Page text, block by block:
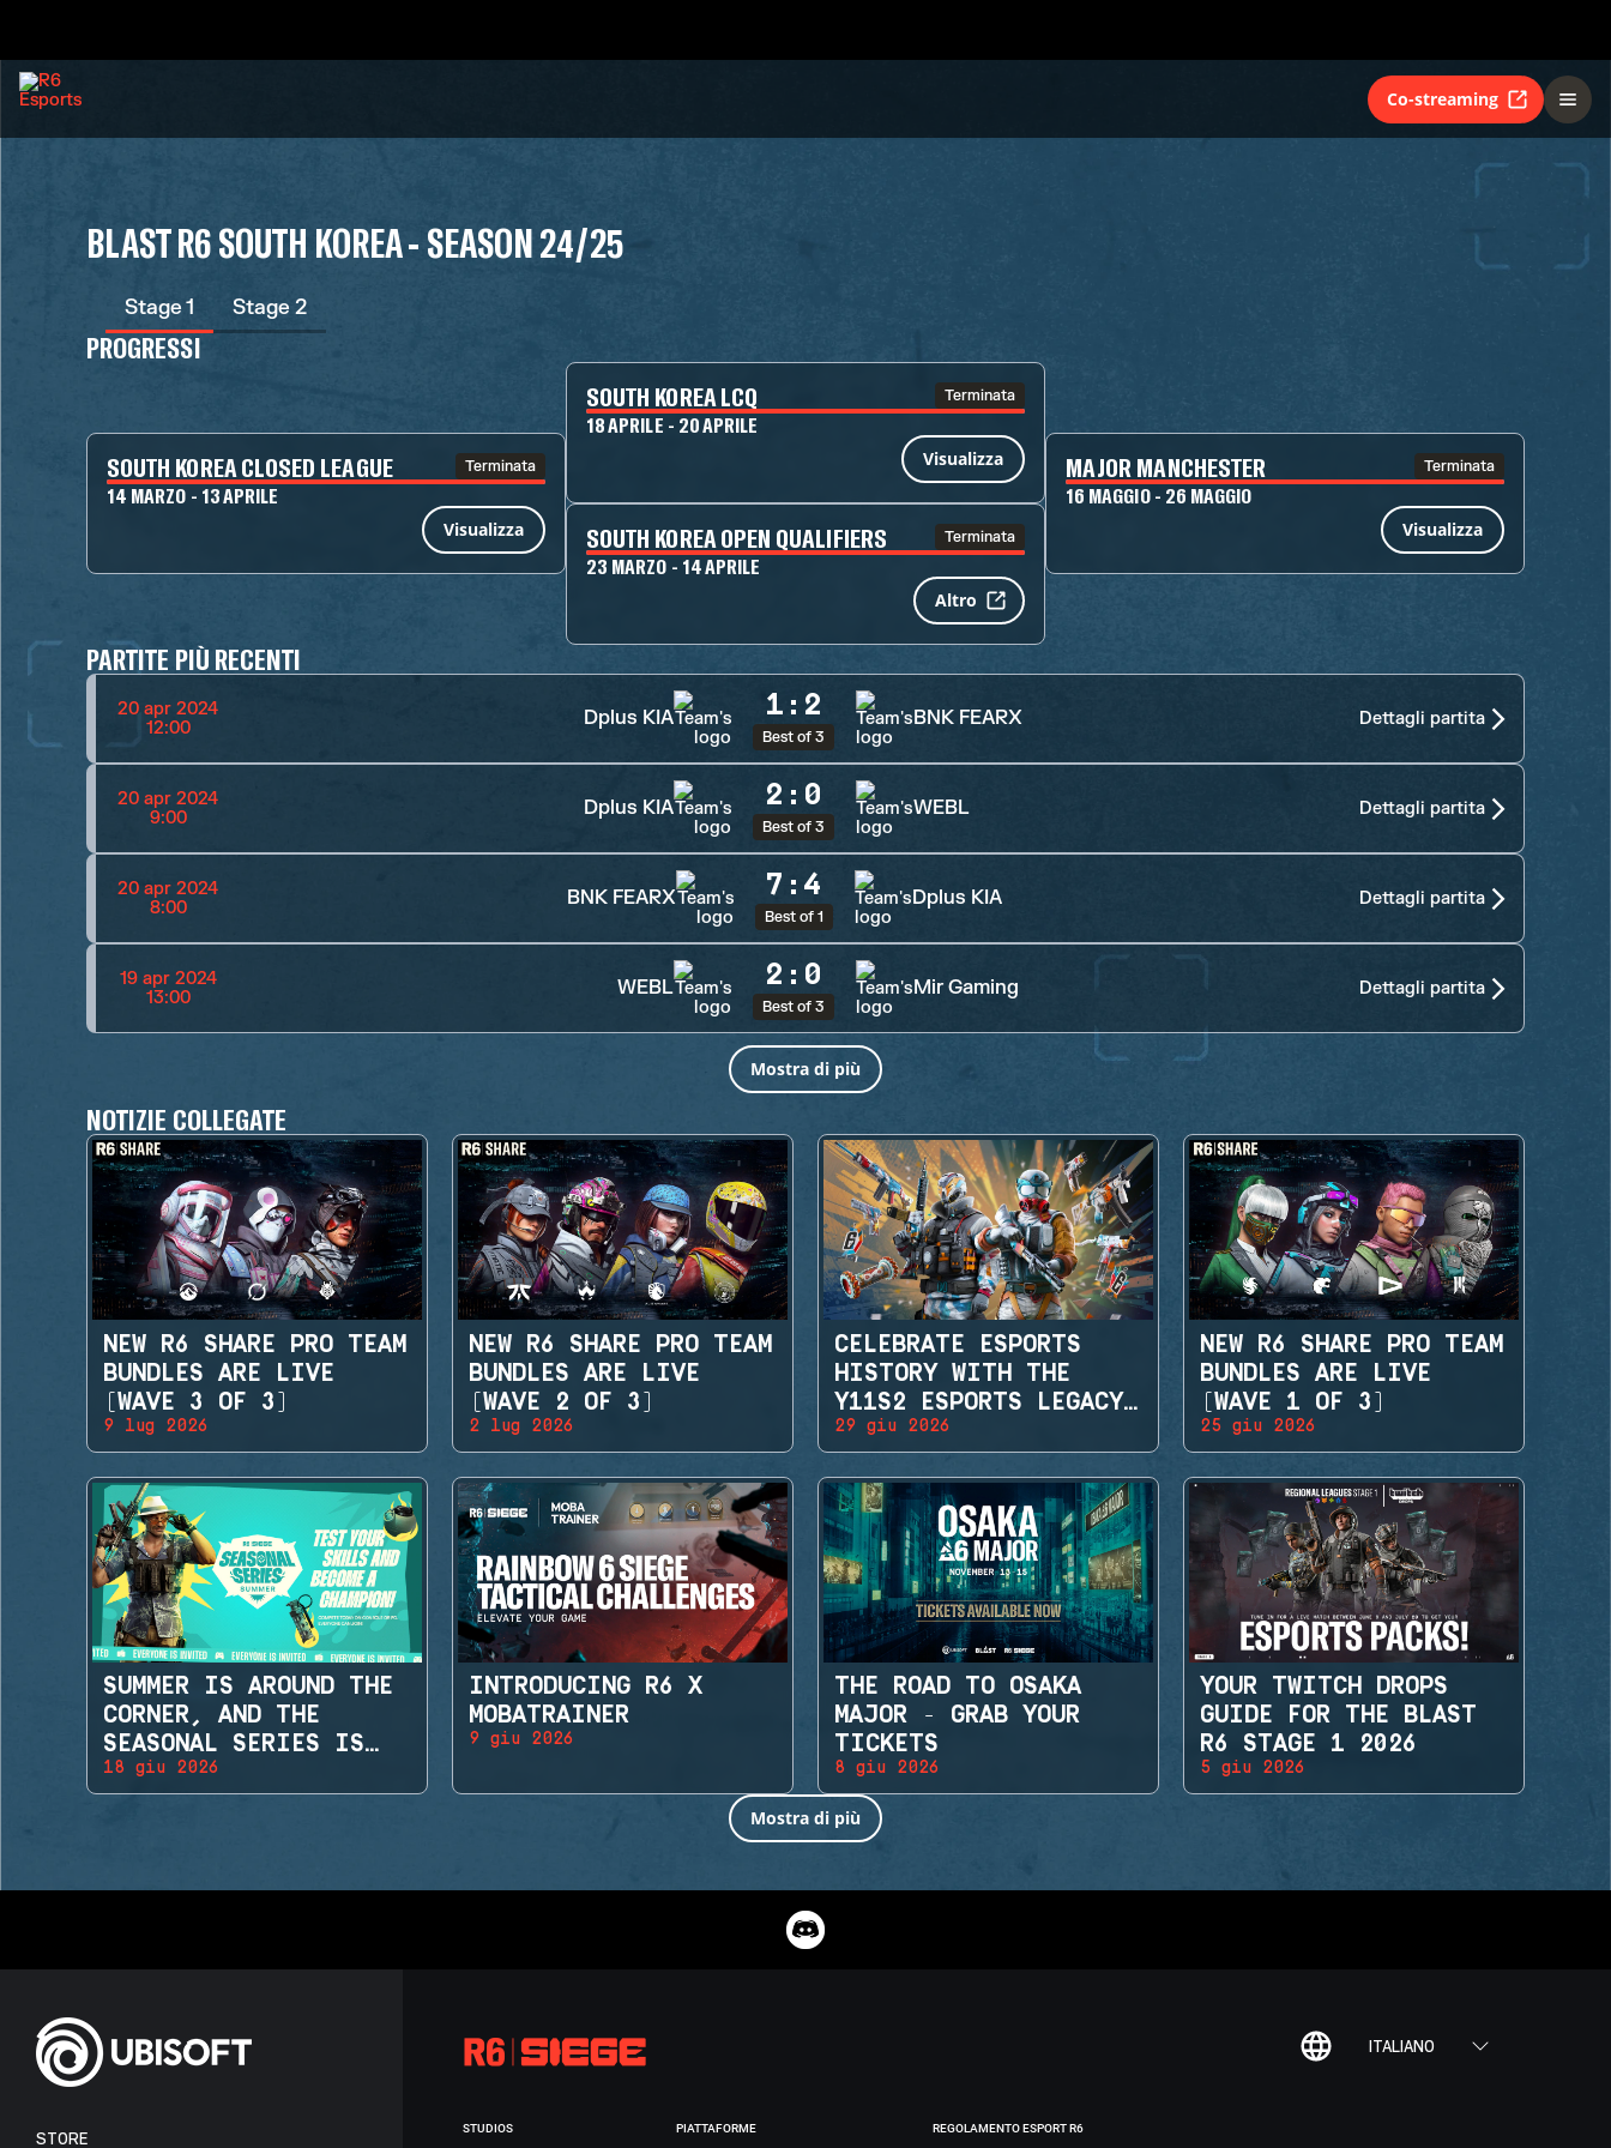
Co-streaming
BLAST R6 SOUTH KOREA - SEASON 24/25
Stage 1 Stage 2
PROGRESSI
SOUTH KOREA CLOSED LEAGUE Terminata
14 MARZO - 13 APRILE
Visualizza
SOUTH KOREA LCQ Terminata
18 APRILE - 20 APRILE
Visualizza
SOUTH KOREA OPEN QUALIFIERS Terminata
23 MARZO - 14 APRILE
Altro
MAJOR MANCHESTER Terminata
16 MAGGIO - 26 MAGGIO
Visualizza
PARTITE PIÙ RECENTI
20 apr 2024
12:00
Dplus KIA 1 : 2
Best of 3
BNK FEARX Dettagli partita
20 apr 2024
9:00
Dplus KIA 2 : 0
Best of 3
WEBL Dettagli partita
20 apr 2024
8:00
BNK FEARX 7 : 4
Best of 1
Dplus KIA Dettagli partita
19 apr 2024
13:00
WEBL 2 : 0
Best of 3
Mir Gaming Dettagli partita
Mostra di più
NOTIZIE COLLEGATE
NEW R6 SHARE PRO TEAM
BUNDLES ARE LIVE
(WAVE 3 OF 3)
9 lug 2026
NEW R6 SHARE PRO TEAM
BUNDLES ARE LIVE
(WAVE 2 OF 3)
2 lug 2026
CELEBRATE ESPORTS
HISTORY WITH THE
Y11S2 ESPORTS LEGACY
SETS
29 giu 2026
NEW R6 SHARE PRO TEAM
BUNDLES ARE LIVE
(WAVE 1 OF 3)
25 giu 2026
SUMMER IS AROUND THE
CORNER, AND THE
SEASONAL SERIES IS
BACK!
18 giu 2026
INTRODUCING R6 X
MOBATRAINER
9 giu 2026
THE ROAD TO OSAKA
MAJOR - GRAB YOUR
TICKETS
8 giu 2026
YOUR TWITCH DROPS
GUIDE FOR THE BLAST
R6 STAGE 1 2026
5 giu 2026
Mostra di più
ITALIANO
STORE
STUDIOS PIATTAFORME REGOLAMENTO ESPORT R6